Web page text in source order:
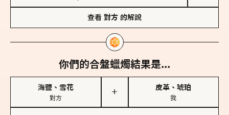
查看 對方 的解說
你們的合盤蠟燭結果是...
海鹽、雪花
對方
＋
皮革、琥珀
我